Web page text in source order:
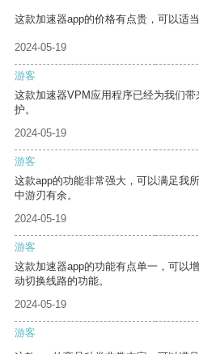
这款加速器app的价格有点贵，可以适
2024-05-19
游客
这款加速器VPM应用程序已经为我们
护。
2024-05-19
游客
这款app的功能非常强大，可以满足我
中游刃有余。
2024-05-19
游客
这款加速器app的功能有点单一，可以
动切换线路的功能。
2024-05-19
游客